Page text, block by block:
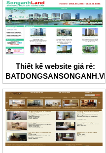
Thiết kế website giá rẻ:
BATDONGSANSONGANH.VN